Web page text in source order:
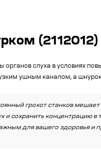
(2112012)
органов слуха в условиях
ушным каналом, а
грохот станков мешает
и сохранить концентрацию в
для вашего здоровья и